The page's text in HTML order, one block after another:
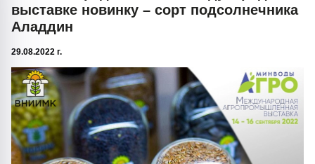
выставке новинку – сорт подсолнечника
Аладдин
29.08.2022 г.